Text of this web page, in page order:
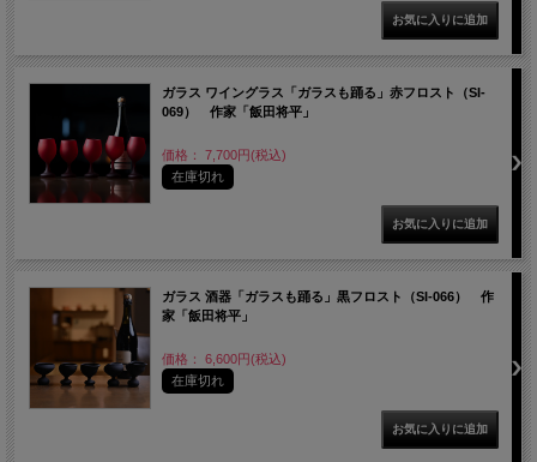
ガラス ワイングラス「ガラスも踊る」赤フロスト（SI-
069） 作家「飯田将平」
価格： 7,700円(税込)
在庫切れ
ガラス 酒器「ガラスも踊る」黒フロスト（SI-066） 作
家「飯田将平」
価格： 6,600円(税込)
在庫切れ